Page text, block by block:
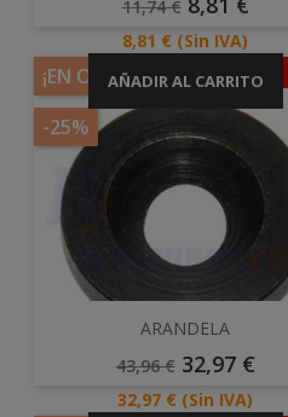
11,74 €
Precio
8,81 € (Sin IVA)
AÑADIR AL CARRITO
¡EN OFERTA!
-25%
ARANDELA
Precio
43,96 € Precio
32,97 €
Precio
32,97 € (Sin IVA)